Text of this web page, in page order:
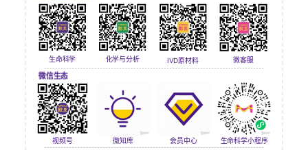
生命科学 化学与分析 IVD原材料 微客服
微信生态
视频号 微知库 会员中心 生命科学小程序